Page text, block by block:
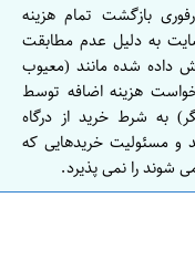
بازگشت تمام هزینه
به دلیل عدم مطابقت
داده شده مانند (معیوب
هزینه اضافه توسط
به شرط خرید از درگاه
مسئولیت خریدهایی که
شوند را نمی پذیرد.